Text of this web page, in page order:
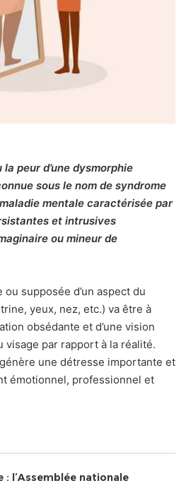
peur d’une dysmorphie
sous le nom de syndrome
mentale caractérisée par
et intrusives
ou mineur de
supposée d’un aspect du
yeux, nez, etc.) va être à
obsédante et d’une vision
visage par rapport à la réalité.
une détresse importante et
émotionnel, professionnel et
: l’Assemblée nationale